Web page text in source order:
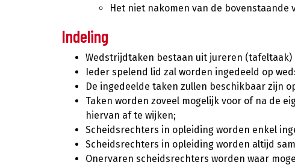
Het niet nakomen van de
Indeling
Wedstrijdtaken bestaan uit jureren
Ieder spelend lid zal worden ingedeeld op
De ingedeelde taken zullen beschikbaar zijn
Taken worden zoveel mogelijk voor of na de
hiervan af te wijken;
Scheidsrechters in opleiding worden enkel
Scheidsrechters in opleiding worden altijd
Onervaren scheidsrechters worden waar